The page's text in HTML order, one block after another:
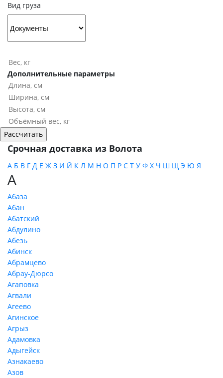
Вид груза
Дополнительные параметры
Срочная доставка из Волота
А Б В Г Д Е Ж З И Й К Л М Н О П Р С Т У Ф Х Ч Ш Щ Э Ю Я
А
Абаза
Абан
Абатский
Абдулино
Абезь
Абинск
Абрамцево
Абрау-Дюрсо
Агаповка
Агвали
Агеево
Агинское
Агрыз
Адамовка
Адыгейск
Азнакаево
Азов